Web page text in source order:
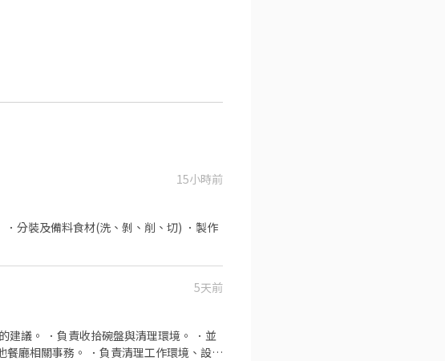
15小時前
．分裝及備料食材(洗、剝、削、切) ．製作
5天前
建議。 ．負責收拾碗盤與清理環境。 ．並
廳相關事務。 ．負責清理工作環境、設備